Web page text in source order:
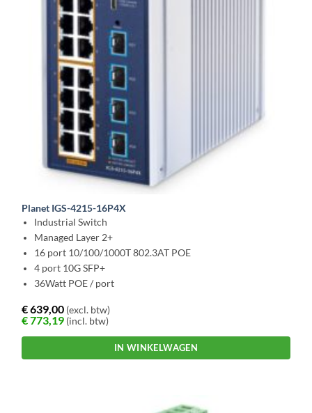
Planet IGS-4215-16P4X
Industrial Switch
Managed Layer 2+
16 port 10/100/1000T 802.3AT POE
4 port 10G SFP+
36Watt POE / port
€639,00 (excl. btw)
€773,19 (incl. btw)
IN WINKELWAGEN